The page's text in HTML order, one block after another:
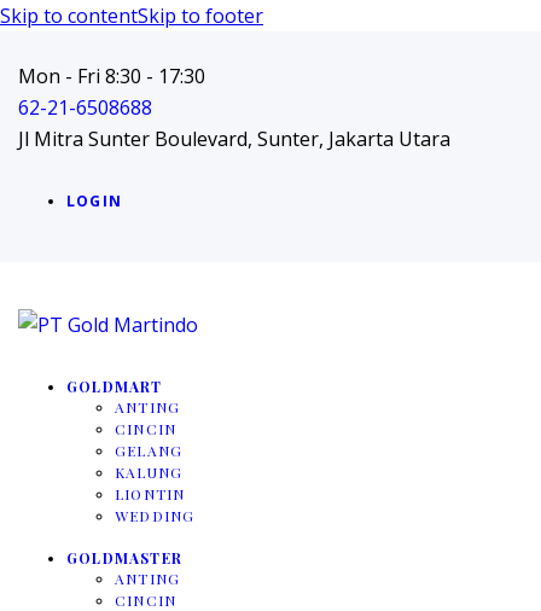
Skip to contentSkip to footer
Mon - Fri 8:30 - 17:30
62-21-6508688
Jl Mitra Sunter Boulevard, Sunter, Jakarta Utara
LOGIN
GOLDMART
ANTING
CINCIN
GELANG
KALUNG
LIONTIN
WEDDING
GOLDMASTER
ANTING
CINCIN